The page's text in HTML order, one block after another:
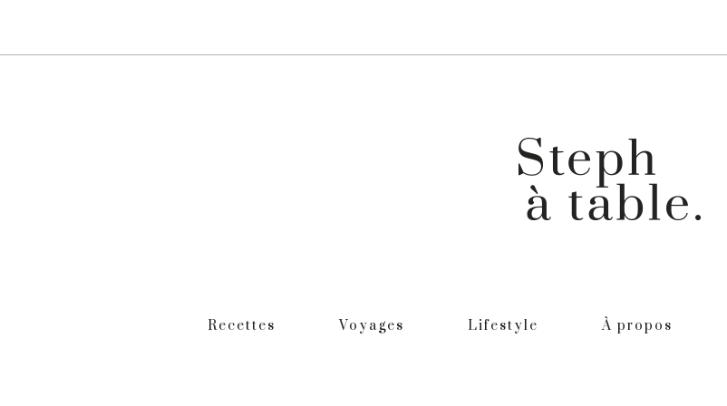
Recettes Voyages Lifestyle À propos